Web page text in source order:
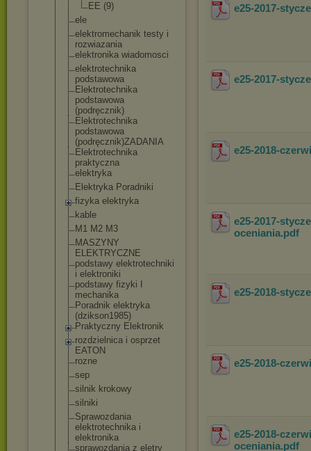
EE (9)
ele
elektromechani k testy i
rozwiazania
elektronika wiadomosci
elektrotechnika
podstawowa
Elektrotechnika
podstawowa
(podręcznik)
Elektrotechnika
podstawowa
(podręcznik)ZADANIA
Elektrotechnika
praktyczna
elektryka
Elektryka Poradniki
fizyka elektryka
kable
M1 M2 M3
MASZYNY
ELEKTRYCZNE
podstawy elektrotechniki
i elektroniki
podstawy fizyki I
mechanika
Poradnik elektryka
(dzikson1985)
Praktyczny Elektronik
rozdzielnica i osprzet
EATON
rozne
sep
silnik krokowy
silniki
Sprawozdania
elektrotechnika i
elektronika
sprawozdania z eletry
e25-2017-
e25-2017-
e25-2018-
e25-2017-
oceniania.pdf
e25-2018-
e25-2018-
e25-2018-
oceniania.pdf